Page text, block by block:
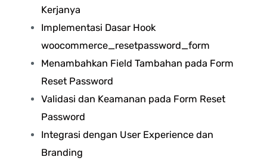
Kerjanya
Implementasi Dasar Hook
woocommerce_resetpassword_form
Menambahkan Field Tambahan pada Form
Reset Password
Validasi dan Keamanan pada Form Reset
Password
Integrasi dengan User Experience dan
Branding